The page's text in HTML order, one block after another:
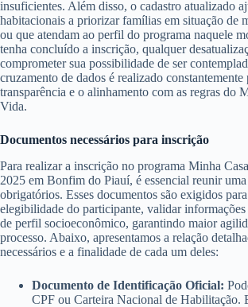
insuficientes. Além disso, o cadastro atualizado
habitacionais a priorizar famílias em situação de
ou que atendam ao perfil do programa naquele
tenha concluído a inscrição, qualquer
comprometer sua possibilidade de ser
cruzamento de dados é realizado constantemente
transparência e o alinhamento com as regras do
Vida.
Documentos necessários para inscrição
Para realizar a inscrição no programa Minha
2025 em Bonfim do Piauí, é essencial reunir
obrigatórios. Esses documentos são exigidos
elegibilidade do participante, validar informações
de perfil socioeconômico, garantindo maior
processo. Abaixo, apresentamos a relação
necessários e a finalidade de cada um deles:
Documento de Identificação Oficial:
CPF ou Carteira Nacional de Habilitação.